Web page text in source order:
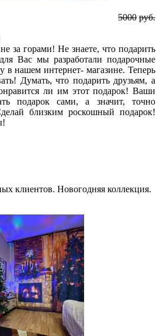
5000 руб.
за горами! Не знаете, что подарить
Вас мы разработали подарочные
в нашем интернет- магазине. Теперь
Думать, что подарить друзьям, а
ли им этот подарок! Ваши
подарок сами, а значит, точно
близким роскошный подарок!
клиентов. Новогодняя коллекция.